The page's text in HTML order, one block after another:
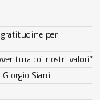
gratitudine per
coi nostri valori”
Siani